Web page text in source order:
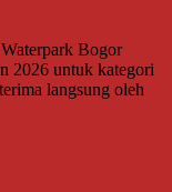
Bogor
2026 untuk kategori
langsung oleh